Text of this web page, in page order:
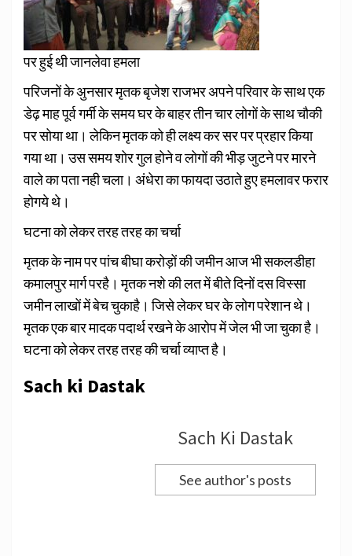
पर हुई थी जानलेवा हमला
परिजनों के अुनसार मृतक बृजेश राजभर अपने परिवार के साथ एक
डेढ़ माह पूर्व गर्मी के समय घर के बाहर तीन चार लोगों के साथ चौकी
पर सोया था। लेकिन मृतक को ही लक्ष्य कर सर पर प्रहार किया
गया था। उस समय शोर गुल होने व लोगों की भीड़ जुटने पर मारने
वाले का पता नही चला। अंधेरा का फायदा उठाते हुए हमलावर फरार
होगये थे।
घटना को लेकर तरह तरह का चर्चा
मृतक के नाम पर पांच बीघा करोड़ों की जमीन आज भी सकलडीहा
कमालपुर मार्ग परहै। मृतक नशे की लत में बीते दिनों दस विस्सा
जमीन लाखों में बेच चुकाहै। जिसे लेकर घर के लोग परेशान थे।
मृतक एक बार मादक पदार्थ रखने के आरोप में जेल भी जा चुका है।
घटना को लेकर तरह तरह की चर्चा व्याप्त है।
Sach ki Dastak
Sach Ki Dastak
See author's posts